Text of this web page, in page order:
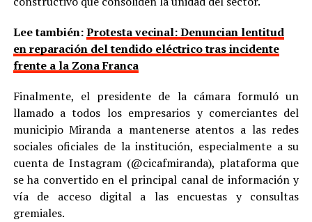
Lee también:Protesta vecinal: Denuncian lentitud
en reparación del tendido eléctrico tras incidente
frente a la Zona Franca
Finalmente, el presidente de la cámara formuló un
llamado a todos los empresarios y comerciantes del
municipio Miranda a mantenerse atentos a las redes
sociales oficiales de la institución, especialmente a su
cuenta de Instagram (@cicafmiranda), plataforma que
se ha convertido en el principal canal de información y
vía de acceso digital a las encuestas y consultas
gremiales.